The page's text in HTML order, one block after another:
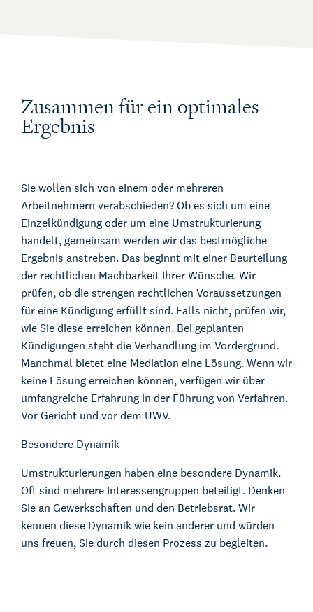
Zusammen für ein optimales
Ergebnis
Sie wollen sich von einem oder mehreren
Arbeitnehmern verabschieden? Ob es sich um eine
Einzelkündigung oder um eine Umstrukturierung
handelt, gemeinsam werden wir das bestmögliche
Ergebnis anstreben. Das beginnt mit einer Beurteilung
der rechtlichen Machbarkeit Ihrer Wünsche. Wir
prüfen, ob die strengen rechtlichen Voraussetzungen
für eine Kündigung erfüllt sind. Falls nicht, prüfen wir,
wie Sie diese erreichen können. Bei geplanten
Kündigungen steht die Verhandlung im Vordergrund.
Manchmal bietet eine Mediation eine Lösung. Wenn wir
keine Lösung erreichen können, verfügen wir über
umfangreiche Erfahrung in der Führung von Verfahren.
Vor Gericht und vor dem UWV.
Besondere Dynamik
Umstrukturierungen haben eine besondere Dynamik.
Oft sind mehrere Interessengruppen beteiligt. Denken
Sie an Gewerkschaften und den Betriebsrat. Wir
kennen diese Dynamik wie kein anderer und würden
uns freuen, Sie durch diesen Prozess zu begleiten.